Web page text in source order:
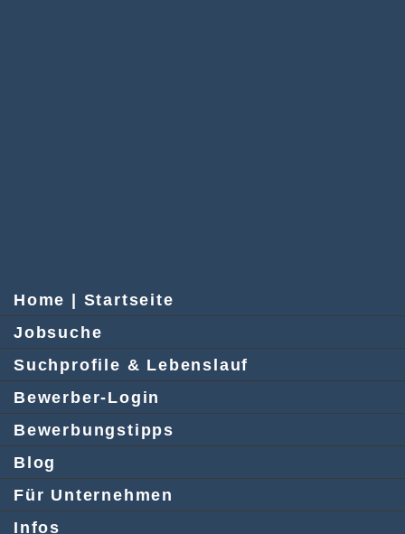
Home | Startseite
Jobsuche
Suchprofile & Lebenslauf
Bewerber-Login
Bewerbungstipps
Blog
Für Unternehmen
Infos